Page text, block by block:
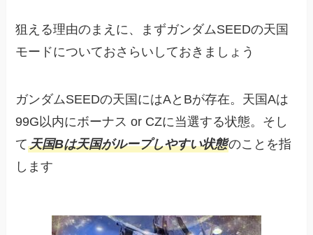
狙える理由のまえに、まずガンダムSEEDの天国
モードについておさらいしておきましょう
ガンダムSEEDの天国にはAとBが存在。天国Aは
99G以内にボーナス or CZに当選する状態。そし
て天国Bは天国がループしやすい状態のことを指
します